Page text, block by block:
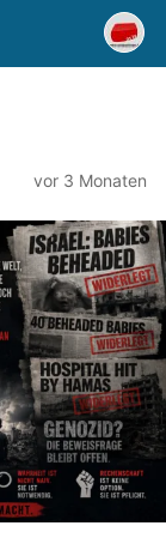
vor 3 Monaten